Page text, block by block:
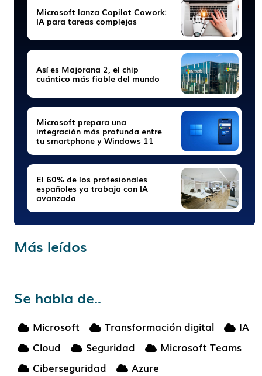
Microsoft lanza Copilot Cowork:
IA para tareas complejas
Así es Majorana 2, el chip
cuántico más fiable del mundo
Microsoft prepara una
integración más profunda entre
tu smartphone y Windows 11
El 60% de los profesionales
españoles ya trabaja con IA
avanzada
Más leídos
Se habla de..
Microsoft Transformación digital
IA
Cloud
Seguridad
Microsoft Teams
Ciberseguridad
Azure